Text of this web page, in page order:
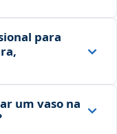
para
um vaso na